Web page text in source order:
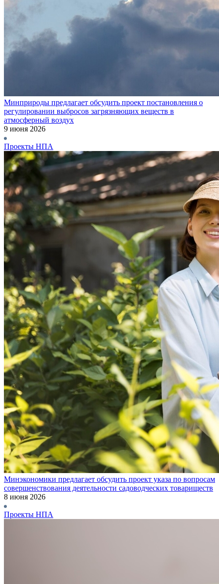
Минприроды предлагает обсудить проект постановления о
регулировании выбросов загрязняющих веществ в
атмосферный воздух
9 июня 2026
Проекты НПА
Минэкономики предлагает обсудить проект указа по вопросам
совершенствования деятельности садоводческих товариществ
8 июня 2026
Проекты НПА